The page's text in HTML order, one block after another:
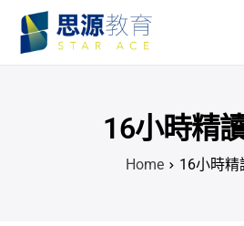
主頁
16小時精
Home 16小時精